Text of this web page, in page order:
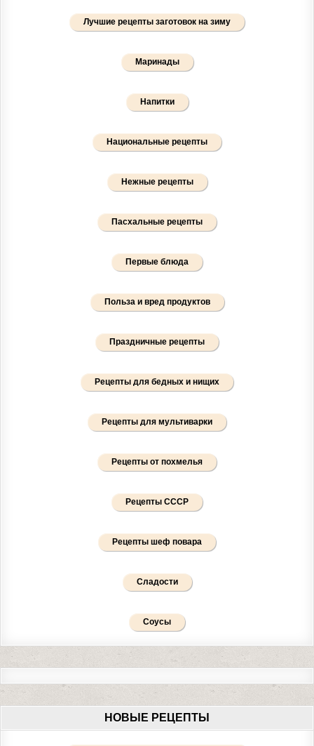
Лучшие рецепты заготовок на зиму
Маринады
Напитки
Национальные рецепты
Нежные рецепты
Пасхальные рецепты
Первые блюда
Польза и вред продуктов
Праздничные рецепты
Рецепты для бедных и нищих
Рецепты для мультиварки
Рецепты от похмелья
Рецепты СССР
Рецепты шеф повара
Сладости
Соусы
НОВЫЕ РЕЦЕПТЫ